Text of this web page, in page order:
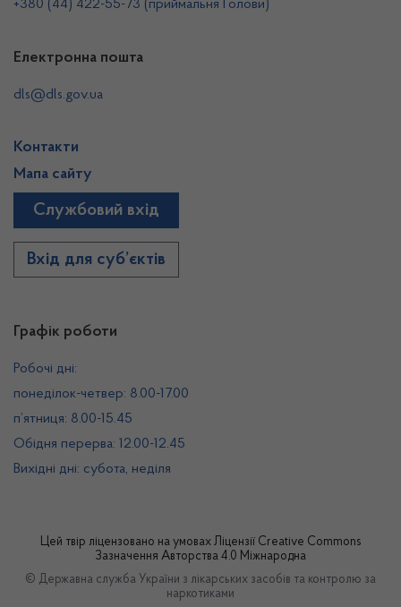
Графік роботи
Робочі дні:
понеділок-четвер: 8.00-17.00
п’ятниця: 8.00-15.45
Обідня перерва: 12.00-12.45
Вихідні дні: субота, неділя
+380 (44) 422-55-73 (приймальня Голови)
Електронна пошта
dls@dls.gov.ua
Контакти
Мапа сайту
Службовий вхід
Вхід для суб’єктів
Цей твір ліцензовано на умовах Ліцензії Creative Commons
Зазначення Авторства 4.0 Міжнародна
© Державна служба України з лікарських засобів та контролю за
наркотиками